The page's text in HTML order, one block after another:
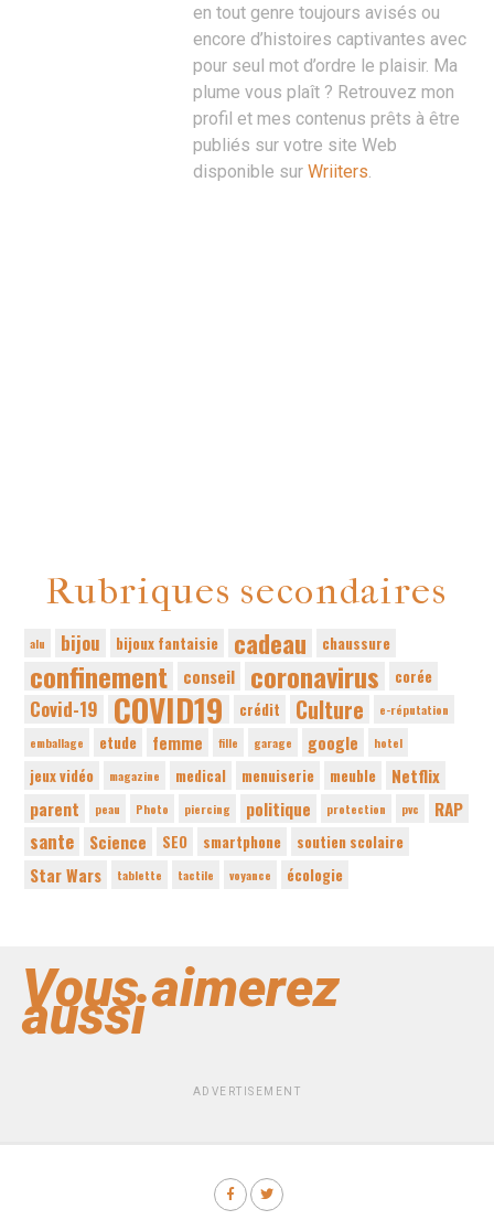
en tout genre toujours avisés ou
encore d’histoires captivantes avec
pour seul mot d’ordre le plaisir. Ma
plume vous plaît ? Retrouvez mon
profil et mes contenus prêts à être
publiés sur votre site Web
disponible sur Wriiters.
Rubriques secondaires
alu bijou bijoux fantaisie cadeau chaussure
confinement conseil coronavirus corée
Covid-19 COVID19 crédit Culture
e-réputation
emballage
etude femme fille garage google hotel
jeux vidéo magazine medical menuiserie meuble
Netflix
parent
peau Photo piercing politique protection pvc RAP
sante Science SEO smartphone soutien scolaire
Star Wars tablette tactile voyance écologie
Vous aimerez
aussi
ADVERTISEMENT